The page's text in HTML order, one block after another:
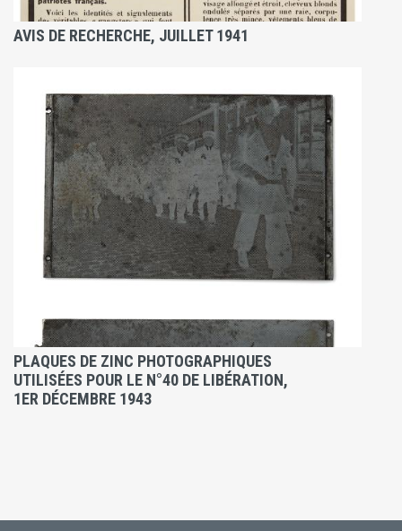
AVIS DE RECHERCHE, JUILLET 1941
PLAQUES DE ZINC PHOTOGRAPHIQUES
UTILISÉES POUR LE N°40 DE LIBÉRATION,
1ER DÉCEMBRE 1943